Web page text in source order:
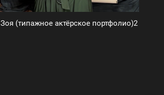
Зоя (типажное актёрское портфолио)2